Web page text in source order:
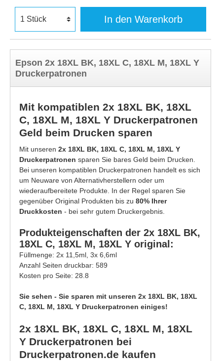
In den Warenkorb
Epson 2x 18XL BK, 18XL C, 18XL M, 18XL Y
Druckerpatronen
Mit kompatiblen 2x 18XL BK, 18XL
C, 18XL M, 18XL Y Druckerpatronen
Geld beim Drucken sparen
Mit unseren 2x 18XL BK, 18XL C, 18XL M, 18XL Y
Druckerpatronen sparen Sie bares Geld beim Drucken.
Bei unseren kompatiblen Druckerpatronen handelt es sich
um Neuware von Alternativherstellern oder um
wiederaufbereitete Produkte. In der Regel sparen Sie
gegenüber Original Produkten bis zu 80% Ihrer
Druckkosten - bei sehr gutem Druckergebnis.
Produkteigenschaften der 2x 18XL BK,
18XL C, 18XL M, 18XL Y original:
Füllmenge: 2x 11,5ml, 3x 6,6ml
Anzahl Seiten druckbar: 589
Kosten pro Seite: 28.8
Sie sehen - Sie sparen mit unseren 2x 18XL BK, 18XL
C, 18XL M, 18XL Y Druckerpatronen einiges!
2x 18XL BK, 18XL C, 18XL M, 18XL
Y Druckerpatronen bei
Druckerpatronen.de kaufen